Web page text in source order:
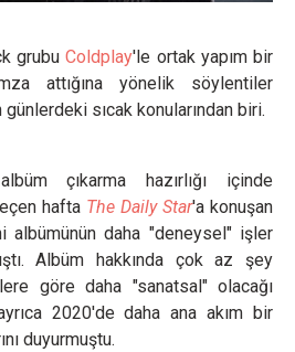
grubuColdplay'le ortak yapım bir
attığına yönelik söylentiler
sıcak konularından biri.
çıkarma hazırlığı içinde
hafta The Daily Star'a konuşan
albümünün daha "deneysel" işler
Albüm hakkında çok az şey
göre daha "sanatsal" olacağı
2020'de daha ana akım bir
duyurmuştu.